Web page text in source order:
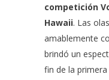
competición
Hawaii. Las
amablemente
brindó un
fin de la primera